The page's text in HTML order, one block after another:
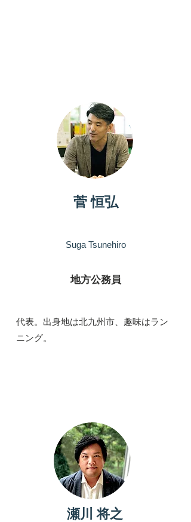
菅 恒弘
Suga Tsunehiro
地方公務員
​代表。出身地は北九州市、趣味はラン
ニング。
パートナー
瀬川 将之